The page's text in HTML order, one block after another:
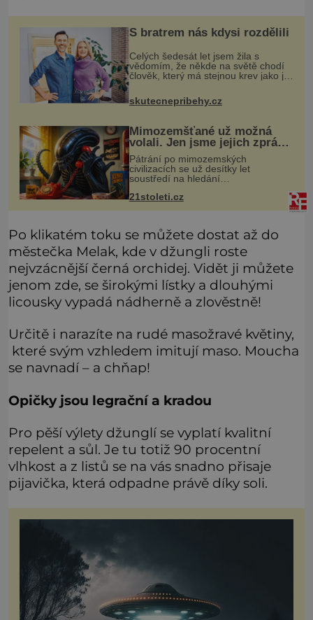
S bratrem nás kdysi rozdělili
Celých šedesát let jsem žila s
vědomím, že někde na světě chodí
člověk, který má stejnou krev jako já.
Jen jsem si už nedovedla vybavit
jeho tvář. Byli jsme ještě malí, když
jsme s mým o šest let mlad
skutecnepribehy.cz
Mimozemšťané už možná
volali. Jen jsme jejich zprávu
nedokázali rozpoznat
Pátrání po mimozemských
civilizacích se už desítky let
soustředí na hledání
které by příroda sama vytvořila jen
21stoleti.cz
Po klikatém toku se můžete dostat až do
městečka Melak, kde v džungli roste
nejvzácnější černá orchidej. Vidět ji můžete
jenom zde, se širokými lístky a dlouhými
licousky vypadá nádherně a zlověstně!
Určitě i narazíte na rudé masožravé květiny,
které svým vzhledem imitují maso. Moucha
se navnadí – a chňap!
Opičky jsou legrační a kradou
Pro pěší výlety džunglí se vyplatí kvalitní
repelent a sůl. Je tu totiž 90 procentní
vlhkost a z listů se na vás snadno přisaje
pijavička, která odpadne právě díky soli.